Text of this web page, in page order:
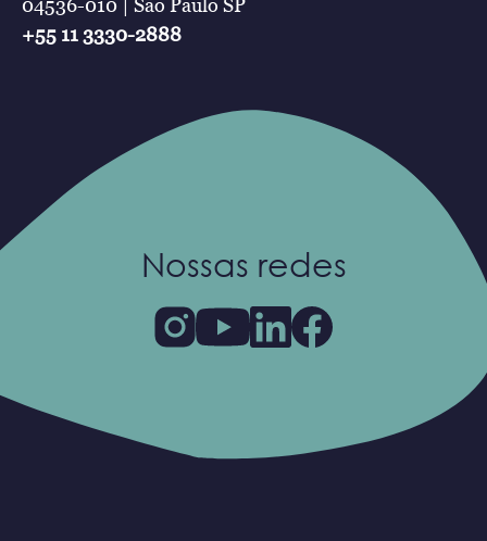
04536-010 | São Paulo SP
+55 11 3330-2888
Nossas redes